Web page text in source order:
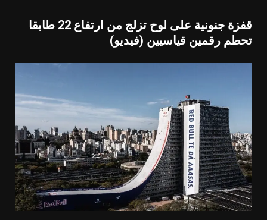
قفزة جنونية على لوح تزلج من ارتفاع 22 طابقا
تحطم رقمين قياسيين (فيديو)